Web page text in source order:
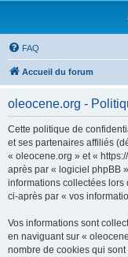
FAQ
Accueil du forum
oleocene.org -
Cette politique de
et ses partenaires affiliés
« oleocene.org » et «
après par « logiciel phpBB
informations collectées lors
ci-après par « vos
Vos informations sont
en naviguant sur «
nombre de cookies qui